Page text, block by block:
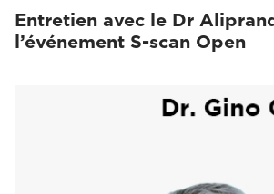
Entretien avec le Dr
l’événement S-scan Open